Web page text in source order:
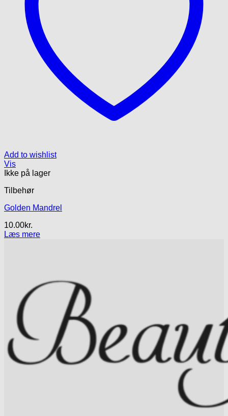
Add to wishlist
Vis
Ikke på lager
Tilbehør
Golden Mandrel
10.00kr.
Læs mere